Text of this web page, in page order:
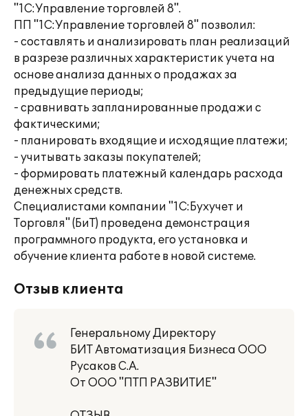
"1С:Управление торговлей 8".
ПП "1С:Управление торговлей 8" позволил:
- составлять и анализировать план реализаций
в разрезе различных характеристик учета на
основе анализа данных о продажах за
предыдущие периоды;
- сравнивать запланированные продажи с
фактическими;
- планировать входящие и исходящие платежи;
- учитывать заказы покупателей;
- формировать платежный календарь расхода
денежных средств.
Специалистами компании "1С:Бухучет и
Торговля" (БиТ) проведена демонстрация
программного продукта, его установка и
обучение клиента работе в новой системе.
Отзыв клиента
Генеральному Директору
БИТ Автоматизация Бизнеса ООО
Русаков С.А.
От ООО "ПТП РАЗВИТИЕ"